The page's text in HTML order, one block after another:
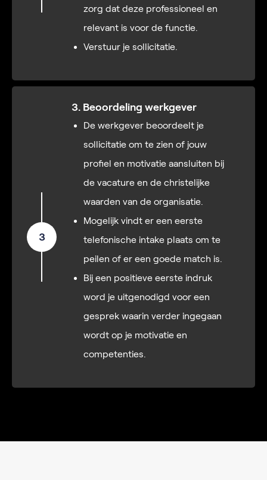
zorg dat deze professioneel en
relevant is voor de functie.
Verstuur je sollicitatie.
3
3. Beoordeling werkgever
De werkgever beoordeelt je
sollicitatie om te zien of jouw
profiel en motivatie aansluiten bij
de vacature en de christelijke
waarden van de organisatie.
Mogelijk vindt er een eerste
telefonische intake plaats om te
peilen of er een goede match is.
Bij een positieve eerste indruk
word je uitgenodigd voor een
gesprek waarin verder ingegaan
wordt op je motivatie en
competenties.